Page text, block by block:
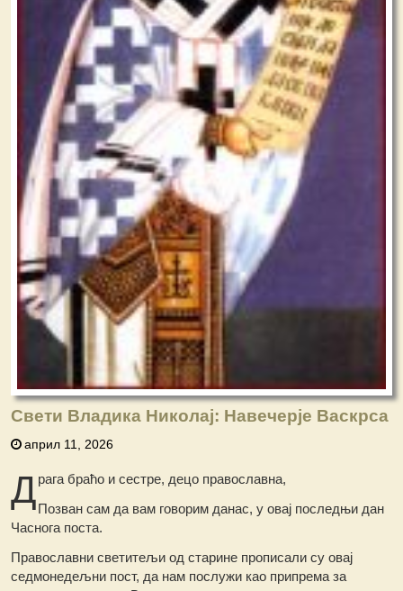
Свети Владика Николај: Навечерје Васкрса
април 11, 2026
Драга браћо и сестре, децо православна,
Позван сам да вам говорим данас, у овај последњи дан
Часнога поста.
Православни светитељи од старине прописали су овај
седмонедељни пост, да нам послужи као припрема за